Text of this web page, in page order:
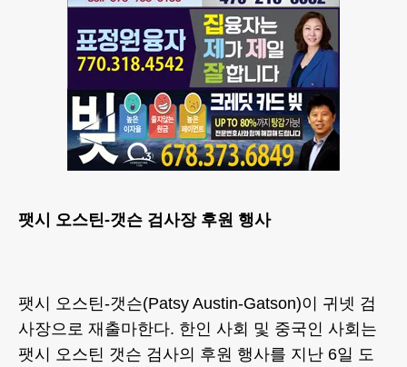
팻시 오스틴-갯슨 검사장 후원 행사
팻시 오스틴-갯슨(Patsy Austin-Gatson)이 귀넷 검
사장으로 재출마한다. 한인 사회 및 중국인 사회는
팻시 오스틴 갯슨 검사의 후원 행사를 지난 6일 도